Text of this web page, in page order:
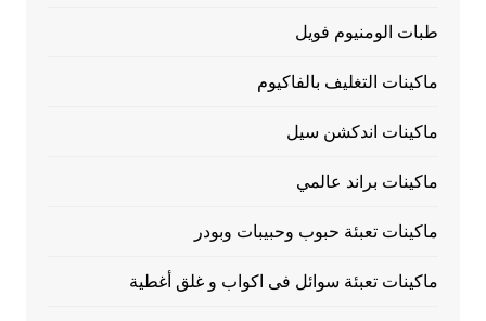
طبات الومنيوم فويل
ماكينات التغليف بالفاكيوم
ماكينات اندكشن سيل
ماكينات براند عالمي
ماكينات تعبئة حبوب وحبيبات وبودر
ماكينات تعبئة سوائل فى اكواب و غلق أغطية